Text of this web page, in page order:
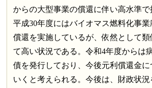
からの大型事業の償還に伴い高水準で
平成30年度にはバイオマス燃料化事
償還を実施しているが、依然として類
て高い状況である。令和4年度からは
債を発行しており、今後元利償還金に
いくと考えられる。今後は、財政状